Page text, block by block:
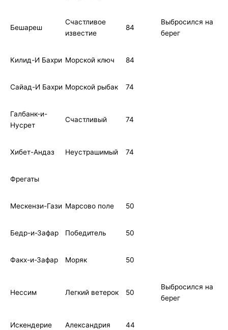
Бешареш
Счастливое
известие
84
Выбросился на
берег
Килид-И Бахри Морской ключ 84
Сайад-И Бахри Морской рыбак 74
Галбанк-и-
Нусрет
Счастливый 74
Хибет-Андаз Неустрашимый 74
Фрегаты
Мескензи-Гази Марсово поле 50
Бедр-и-Зафар Победитель 50
Факх-и-Зафар Моряк 50
Нессим Легкий ветерок 50
Выбросился на
берег
Искендерие Александрия 44